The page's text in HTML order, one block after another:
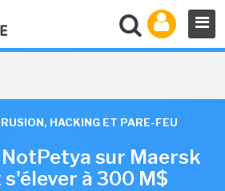
HACKING ET PARE-FEU
sur Maersk
à 300 M$